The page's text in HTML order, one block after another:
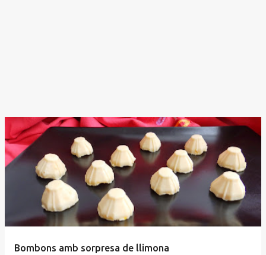
Bombons amb sorpresa de llimona